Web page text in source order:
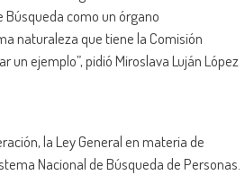
Búsqueda como un órgano
naturaleza que tiene la Comisión
un ejemplo”, pidió Miroslava Luján López
la Ley General en materia de
Nacional de Búsqueda de Personas.